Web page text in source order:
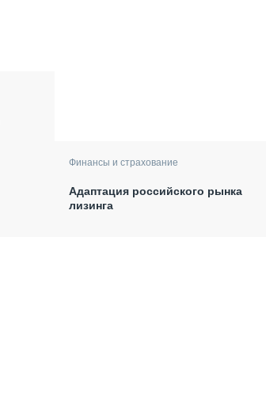
Финансы и страхование
Адаптация российского рынка
лизинга